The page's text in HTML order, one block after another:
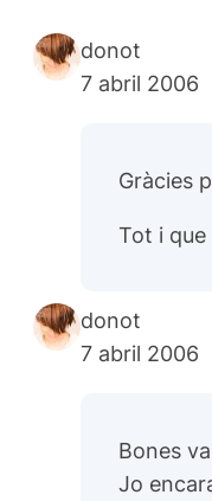
donot
7 abril 2006
Gràcies
Tot i que
donot
7 abril 2006
Bones
Jo